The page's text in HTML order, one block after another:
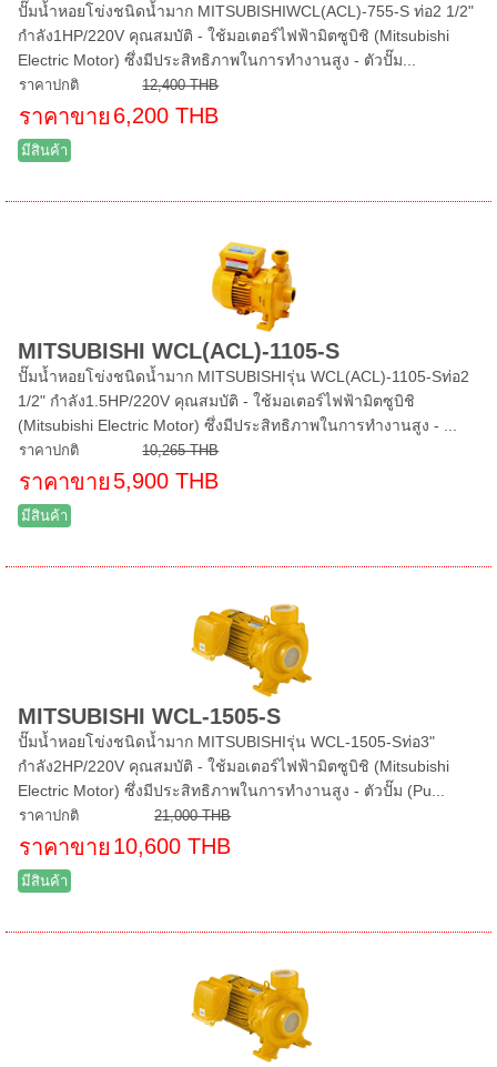
ปั๊มน้ำหอยโข่งชนิดน้ำมาก MITSUBISHIWCL(ACL)-755-S ท่อ2 1/2"
กำลัง1HP/220V คุณสมบัติ - ใช้มอเตอร์ไฟฟ้ามิตซูบิชิ (Mitsubishi
Electric Motor) ซึ่งมีประสิทธิภาพในการทำงานสูง - ตัวปั๊ม...
ราคาปกติ 12,400 THB
ราคาขาย 6,200 THB
มีสินค้า
MITSUBISHI WCL(ACL)-1105-S
ปั๊มน้ำหอยโข่งชนิดน้ำมาก MITSUBISHIรุ่น WCL(ACL)-1105-Sท่อ2
1/2" กำลัง1.5HP/220V คุณสมบัติ - ใช้มอเตอร์ไฟฟ้ามิตซูบิชิ
(Mitsubishi Electric Motor) ซึ่งมีประสิทธิภาพในการทำงานสูง - ...
ราคาปกติ 10,265 THB
ราคาขาย 5,900 THB
มีสินค้า
MITSUBISHI WCL-1505-S
ปั๊มน้ำหอยโข่งชนิดน้ำมาก MITSUBISHIรุ่น WCL-1505-Sท่อ3"
กำลัง2HP/220V คุณสมบัติ - ใช้มอเตอร์ไฟฟ้ามิตซูบิชิ (Mitsubishi
Electric Motor) ซึ่งมีประสิทธิภาพในการทำงานสูง - ตัวปั๊ม (Pu...
ราคาปกติ 21,000 THB
ราคาขาย 10,600 THB
มีสินค้า